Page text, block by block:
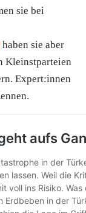
sie bei
haben sie aber
Kleinstparteien
Expert:innen